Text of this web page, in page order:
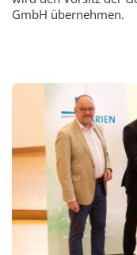
GmbH übernehmen.